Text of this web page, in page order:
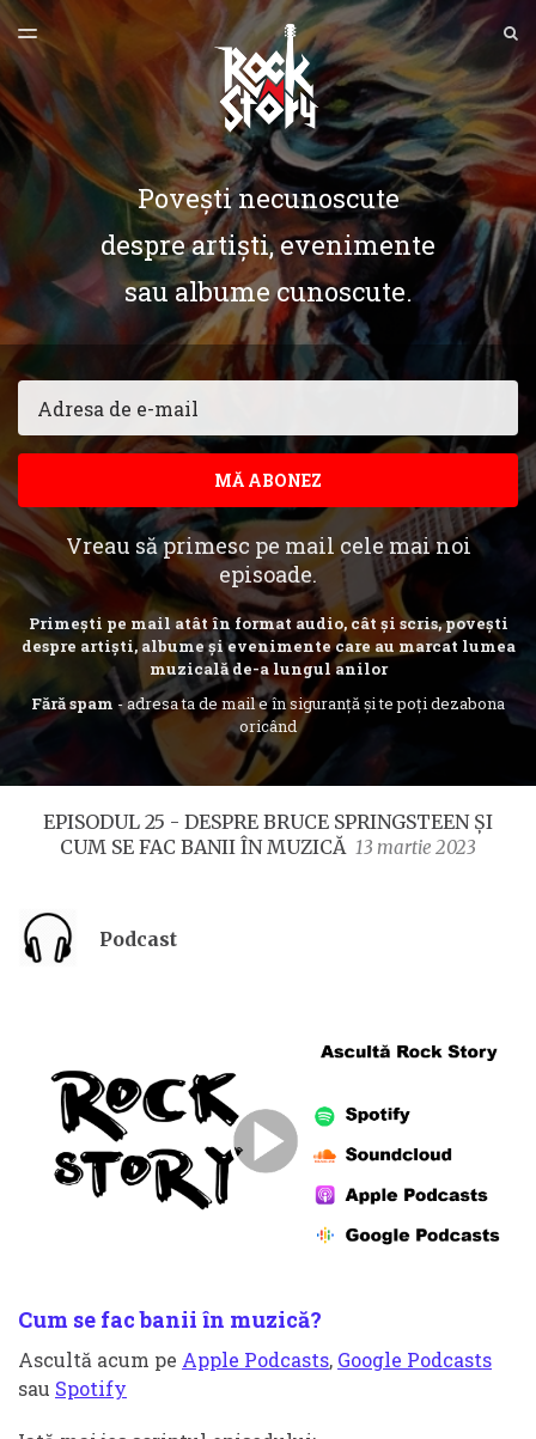
ULTIMA EDIȚIE
ARHIVE
TOGGLE
MENU
Povești necunoscute
despre artiști, evenimente
sau albume cunoscute.
MĂ ABONEZ
Vreau să primesc pe mail cele mai noi
episoade.
Primești pe mail atât în format audio, cât și scris, povești
despre artiști, albume și evenimente care au marcat lumea
muzicală de-a lungul anilor
Fără spam - adresa ta de mail e în siguranță și te poți dezabona
oricând
EPISODUL 25 - DESPRE BRUCE SPRINGSTEEN ȘI
CUM SE FAC BANII ÎN MUZICĂ 13 martie 2023
Podcast
Cum se fac banii în muzică?
Ascultă acum pe Apple Podcasts, Google Podcasts
sau Spotify